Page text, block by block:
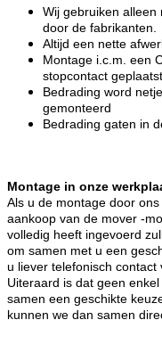
Wij gebruiken alleen
door de fabrikanten.
Altijd een nette
Montage i.c.m. een
stopcontact
Bedrading word
gemonteerd
Bedrading gaten in
Montage in onze
Als u de montage door
aankoop van de mover -
volledig heeft ingevoerd
om samen met u een
u liever telefonisch
Uiteraard is dat geen
samen een geschikte
kunnen we dan samen